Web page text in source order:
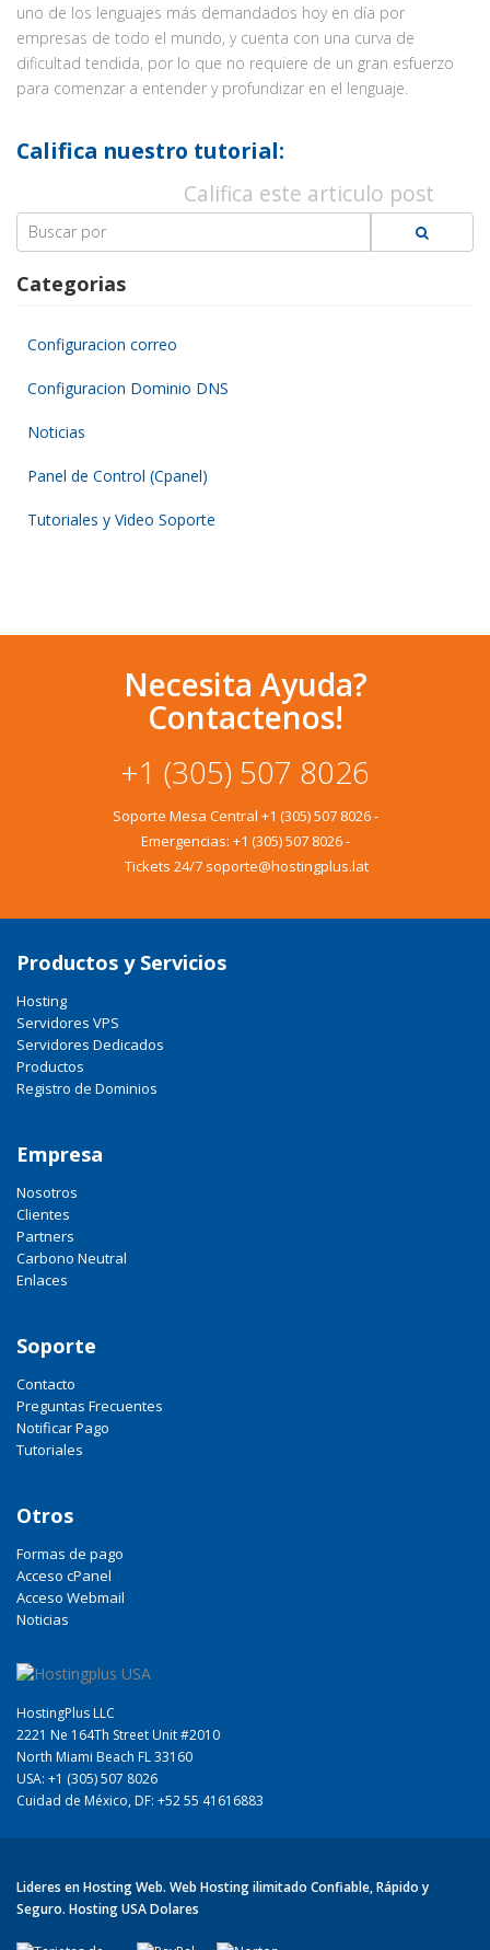
uno de los lenguajes más demandados hoy en día por
empresas de todo el mundo, y cuenta con una curva de
dificultad tendida, por lo que no requiere de un gran esfuerzo
para comenzar a entender y profundizar en el lenguaje.
Califica nuestro tutorial:
Califica este articulo post
Search
for:
Categorias
Configuracion correo
Configuracion Dominio DNS
Noticias
Panel de Control (Cpanel)
Tutoriales y Video Soporte
Necesita Ayuda?
Contactenos!
+1 (305) 507 8026
Soporte Mesa Central +1 (305) 507 8026-
Emergencias: +1 (305) 507 8026-
Tickets 24/7 soporte@hostingplus.lat
Productos y Servicios
Hosting
Servidores VPS
Servidores Dedicados
Productos
Registro de Dominios
Empresa
Nosotros
Clientes
Partners
Carbono Neutral
Enlaces
Soporte
Contacto
Preguntas Frecuentes
Notificar Pago
Tutoriales
Otros
Formas de pago
Acceso cPanel
Acceso Webmail
Noticias
HostingPlus LLC
2221 Ne 164Th Street Unit #2010
North Miami Beach FL 33160
USA: +1 (305) 507 8026
Cuidad de México, DF: +52 55 41616883
Lideres en Hosting Web. Web Hosting ilimitado Confiable, Rápido y
Seguro. Hosting USA Dolares